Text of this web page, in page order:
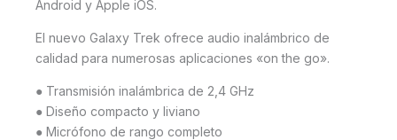
Android y Apple iOS.
El nuevo Galaxy Trek ofrece audio inalámbrico de
calidad para numerosas aplicaciones «on the go».
● Transmisión inalámbrica de 2,4 GHz
● Diseño compacto y liviano
● Micrófono de rango completo